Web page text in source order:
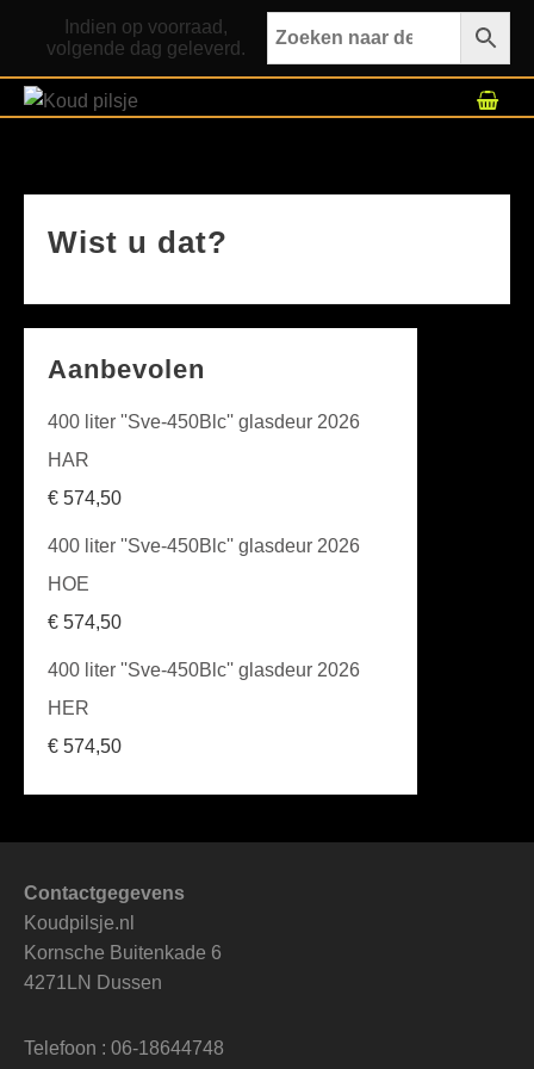
Indien op voorraad,
volgende dag geleverd.
Wist u dat?
Aanbevolen
400 liter ''Sve-450Blc'' glasdeur 2026
HAR
€ 574,50
400 liter ''Sve-450Blc'' glasdeur 2026
HOE
€ 574,50
400 liter ''Sve-450Blc'' glasdeur 2026
HER
€ 574,50
Contactgegevens
Koudpilsje.nl
Kornsche Buitenkade 6
4271LN Dussen
Telefoon : 06-18644748